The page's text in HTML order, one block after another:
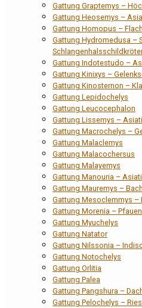
Gattung Graptemys –
Gattung Heosemys –
Gattung Homopus –
Gattung Hydromedusa –
Gattung Indotestudo –
Gattung Kinixys –
Gattung Kinosternon –
Gattung Lepidochelys
Gattung Leucocephalon
Gattung Lissemys –
Gattung Macrochelys –
Gattung Malaclemys
Gattung Malacochersus
Gattung Malayemys
Gattung Manouria –
Gattung Mauremys –
Gattung Mesoclemmys –
Gattung Morenia –
Gattung Myuchelys
Gattung Natator
Gattung Nilssonia –
Gattung Notochelys
Gattung Orlitia
Gattung Palea
Gattung Pangshura –
Gattung Pelochelys –